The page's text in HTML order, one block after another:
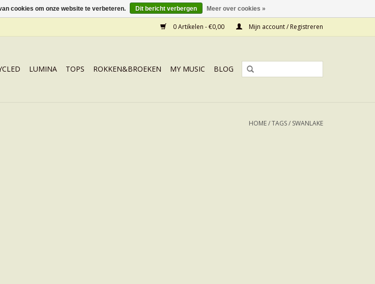
0 Artikelen - €0,00 Mijn account / Registreren
LUMINA TOPS ROKKEN&BROEKEN MY MUSIC BLOG
HOME/TAGS/ SWANLAKE
cookies om onze website te verbeteren. Dit bericht verbergen Meer over cookies »